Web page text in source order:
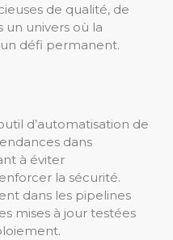
de qualité, de
un univers où la
défi permanent.
d’automatisation de
dans
à éviter
la sécurité.
dans les pipelines
mises à jour testées